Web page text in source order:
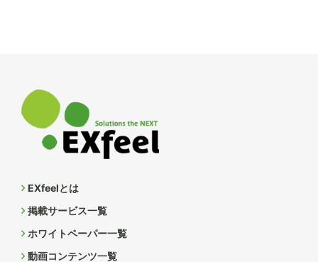
EXfeelとは
掲載サービス一覧
ホワイトペーパー一覧
動画コンテンツ一覧